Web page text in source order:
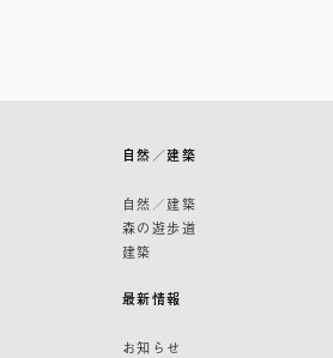
自然／建築
自然／建築
森の遊歩道
建築
最新情報
お知らせ